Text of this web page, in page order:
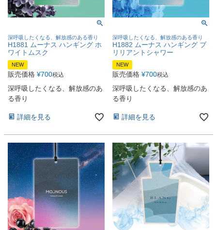
深呼吸したくなる、解放感のある香り
H1881 ムーナス ハンギング ホ
ワイトムスク
NEW
販売価格 ¥700税込
深呼吸したくなる、解放感のあ
る香り
詳細を見る
深呼吸したくなる、解放感のある香り
H1882 ムーナス ハンギング ブ
リリアントシャワー
NEW
販売価格 ¥700税込
深呼吸したくなる、解放感のあ
る香り
詳細を見る